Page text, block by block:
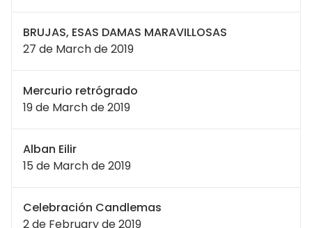
BRUJAS, ESAS DAMAS MARAVILLOSAS
27 de March de 2019
Mercurio retrógrado
19 de March de 2019
Alban Eilir
15 de March de 2019
Celebración Candlemas
2 de February de 2019